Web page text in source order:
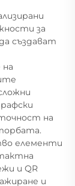
за
създават
на
елементи
и QR
и